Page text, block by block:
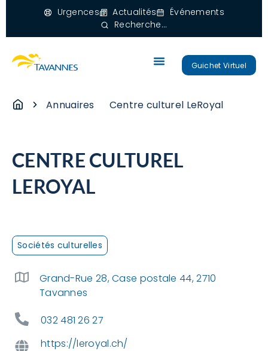
Urgences Actualités
Événements
Recherche...
Guichet Virtuel
Annuaires Centre culturel LeRoyal
CENTRE CULTUREL
LEROYAL
Sociétés culturelles
Grand-Rue 28, Case postale 44, 2710
Tavannes
032 481 26 27
https://leroyal.ch/